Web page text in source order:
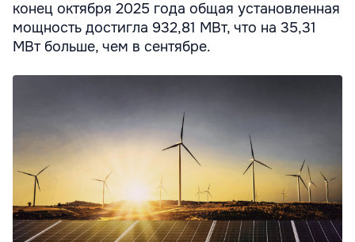
конец октября 2025 года общая установленная
мощность достигла 932,81 МВт, что на 35,31
МВт больше, чем в сентябре.